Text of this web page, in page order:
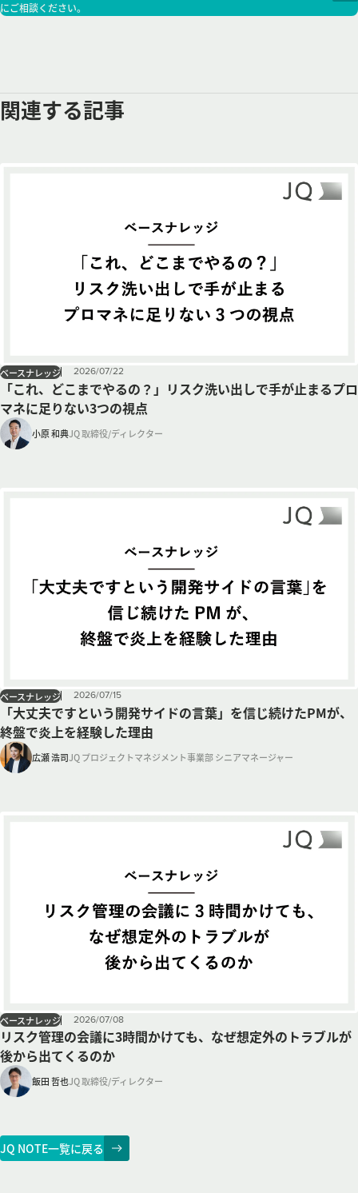
にご相談ください。
関連する記事
「これ、どこまでやるの？」リスク洗い出しで手が止まるプロ
マネに足りない3つの視点
ベースナレッジ 2026/07/22
小原 和典JQ 取締役/ディレクター
「大丈夫ですという開発サイドの言葉」を信じ続けたPMが、
終盤で炎上を経験した理由
ベースナレッジ 2026/07/15
広瀬 浩司JQ プロジェクトマネジメント事業部 シニアマネージャー
リスク管理の会議に3時間かけても、なぜ想定外のトラブルが
後から出てくるのか
ベースナレッジ 2026/07/08
飯田 哲也JQ 取締役/ディレクター
JQ NOTE一覧に戻る